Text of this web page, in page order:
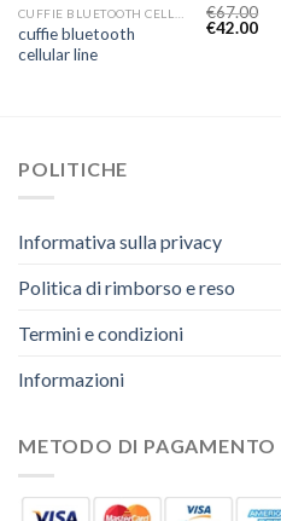
cuffie bluetooth
cellular line
€67.00
€42.00
POLITICHE
Informativa sulla privacy
Politica di rimborso e reso
Termini e condizioni
Informazioni
METODO DI PAGAMENTO